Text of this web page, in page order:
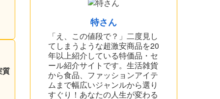
質
特さん
「え、この値段で？」二度見し
てしまうような超激安商品を20
年以上紹介している特価品・セ
ール紹介サイトです。生活雑貨
から食品、ファッションアイテ
ムまで幅広いジャンルから選り
すぐり！あなたの人生が変わる